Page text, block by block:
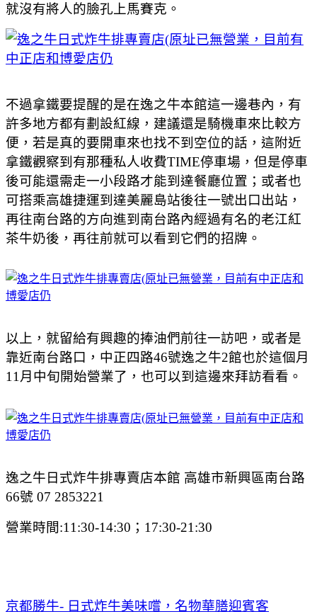
就沒有將人的臉孔上馬賽克。
不過拿鐵要提醒的是在逸之牛本館這一邊巷內，有
許多地方都有劃設紅線，建議還是騎機車來比較方
便，若是真的要開車來也找不到空位的話，這附近
拿鐵觀察到有那種私人收費TIME停車場，但是停車
後可能還需走一小段路才能到達餐廳位置；或者也
可搭乘高雄捷運到達美麗島站後往一號出口出站，
再往南台路的方向進到南台路內經過有名的老江紅
茶牛奶後，再往前就可以看到它們的招牌。
以上，就留給有興趣的捧油們前往一訪吧，或者是
靠近南台路口，中正四路46號逸之牛2館也於這個月
11月中旬開始營業了，也可以到這邊來拜訪看看。
逸之牛日式炸牛排專賣店本館 高雄市新興區南台路
66號 07 2853221
營業時間:11:30-14:30；17:30-21:30
京都勝牛- 日式炸牛美味嚐，名物華膳迎賓客